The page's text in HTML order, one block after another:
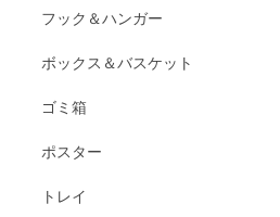
フック＆ハンガー
ボックス＆バスケット
ゴミ箱
ポスター
トレイ